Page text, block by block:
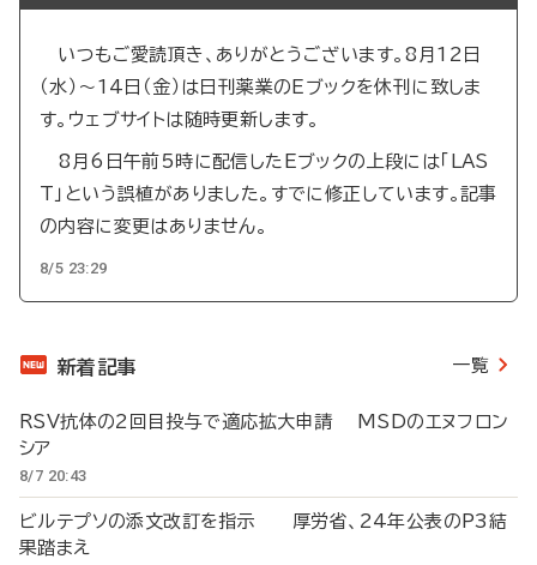
いつもご愛読頂き、ありがとうございます。8月12日
（水）～14日（金）は日刊薬業のEブックを休刊に致しま
す。ウェブサイトは随時更新します。
8月6日午前5時に配信したEブックの上段には「LAS
T」という誤植がありました。すでに修正しています。記事
の内容に変更はありません。
8/5 23:29
新着記事 一覧
RSV抗体の2回目投与で適応拡大申請 MSDのエヌフロン
シア
8/7 20:43
ビルテプソの添文改訂を指示 厚労省、24年公表のP3結
果踏まえ